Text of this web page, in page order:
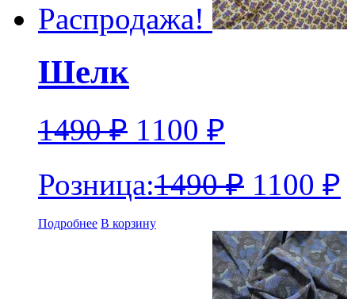
Распродажа!
Шелк
1490₽ 1100 ₽
Розница:1490₽ 1100 ₽
Подробнее В корзину